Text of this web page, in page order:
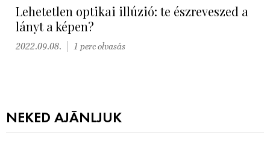
Lehetetlen optikai illúzió: te észreveszed a
lányt a képen?
2022.09.08. 1 perc olvasás
NEKED AJÁNLJUK